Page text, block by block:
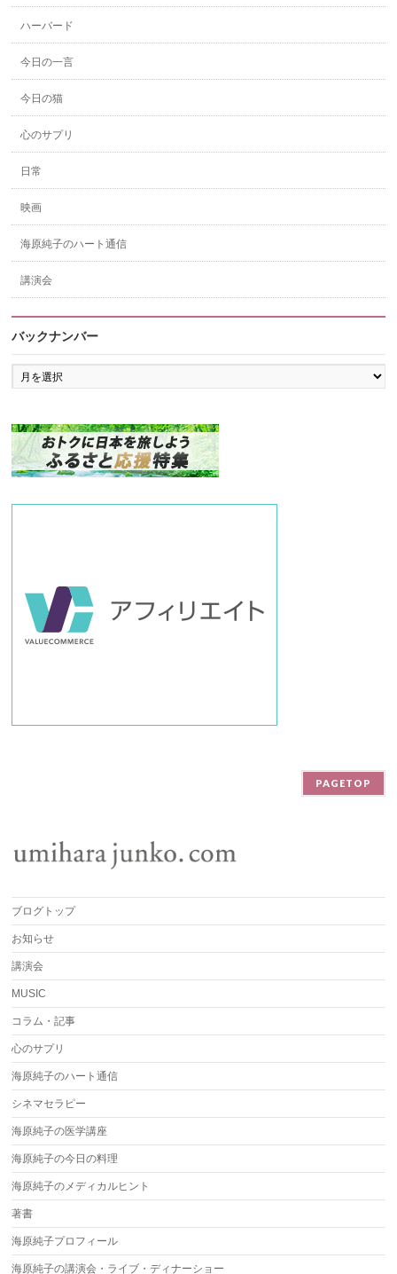
ハーバード
今日の一言
今日の猫
心のサプリ
日常
映画
海原純子のハート通信
講演会
バックナンバー
バ
ッ
ン
バ
ー
PAGETOP
ブログトップ
お知らせ
講演会
MUSIC
コラム・記事
心のサプリ
海原純子のハート通信
シネマセラピー
海原純子の医学講座
海原純子の今日の料理
海原純子のメディカルヒント
著書
海原純子プロフィール
海原純子の講演会・ライブ・ディナーショー